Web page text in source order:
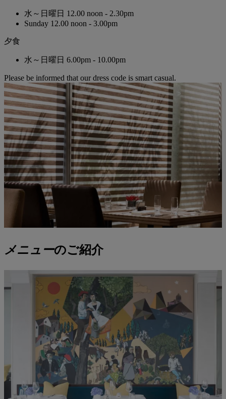
水～日曜日 12.00 noon - 2.30pm
Sunday 12.00 noon - 3.00pm
夕食
水～日曜日 6.00pm - 10.00pm
Please be informed that our dress code is smart casual.
メニューのご紹介